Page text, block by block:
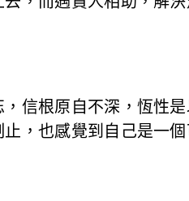
信根原自不深，恆性是
，也感覺到自己是一個